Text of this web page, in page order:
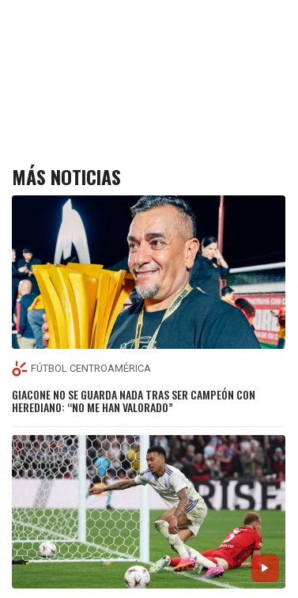
MÁS NOTICIAS
FÚTBOL CENTROAMÉRICA
GIACONE NO SE GUARDA NADA TRAS SER CAMPEÓN CON
HEREDIANO: “NO ME HAN VALORADO”